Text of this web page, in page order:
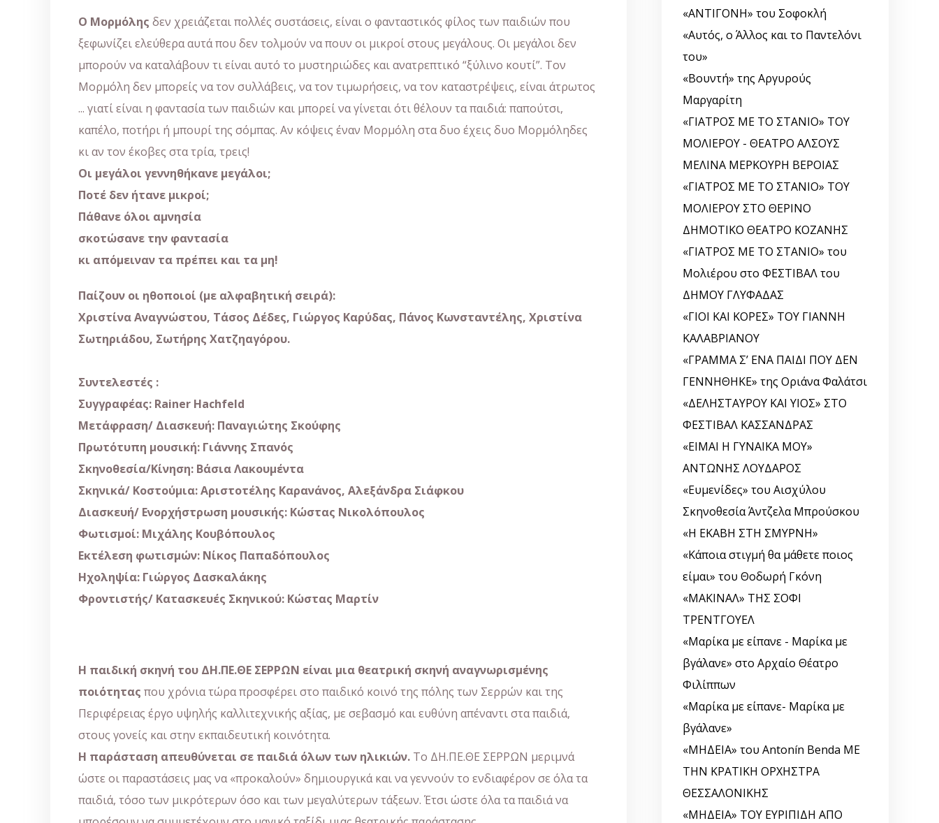
Ο Μορμόλης δεν χρειάζεται πολλές συστάσεις, είναι ο φανταστικός φίλος των παιδιών που
ξεφωνίζει ελεύθερα αυτά που δεν τολμούν να πουν οι μικροί στους μεγάλους. Οι μεγάλοι δεν
μπορούν να καταλάβουν τι είναι αυτό το μυστηριώδες και ανατρεπτικό “ξύλινο κουτί”. Τον
Μορμόλη δεν μπορείς να τον συλλάβεις, να τον τιμωρήσεις, να τον καταστρέψεις, είναι άτρωτος
... γιατί είναι η φαντασία των παιδιών και μπορεί να γίνεται ότι θέλουν τα παιδιά: παπούτσι,
καπέλο, ποτήρι ή μπουρί της σόμπας. Αν κόψεις έναν Μορμόλη στα δυο έχεις δυο Μορμόληδες
κι αν τον έκοβες στα τρία, τρεις!
Οι μεγάλοι γεννηθήκανε μεγάλοι;
Ποτέ δεν ήτανε μικροί;
Πάθανε όλοι αμνησία
σκοτώσανε την φαντασία
κι απόμειναν τα πρέπει και τα μη!
Παίζουν οι ηθοποιοί (με αλφαβητική σειρά):
ΧριστίναΑναγνώστου, Τάσος Δέδες, Γιώργος Καρύδας, Πάνος Κωνσταντέλης, Χριστίνα
Σωτηριάδου, Σωτήρης Χατζηαγόρου.
Συντελεστές :
Συγγραφέας: Rainer Hachfeld
Μετάφραση/ Διασκευή: Παναγιώτης Σκούφης
Πρωτότυπη μουσική: Γιάννης Σπανός
Σκηνοθεσία/Κίνηση: ΒάσιαΛακουμέντα
Σκηνικά/ Κοστούμια:Αριστοτέλης Καρανάνος, Αλεξάνδρα Σιάφκου
Διασκευή/ Ενορχήστρωση μουσικής: Κώστας Νικολόπουλος
Φωτισμοί: Μιχάλης Κουβόπουλος
Εκτέλεση φωτισμών: Νίκος Παπαδόπουλος
Ηχοληψία: Γιώργος Δασκαλάκης
Φροντιστής/ Κατασκευές Σκηνικού: Κώστας Μαρτίν
Η παιδική σκηνή του ΔΗ.ΠΕ.ΘΕ ΣΕΡΡΩΝ είναι μια θεατρική σκηνή αναγνωρισμένης
ποιότητας που χρόνια τώρα προσφέρει στο παιδικό κοινό της πόλης των Σερρών και της
Περιφέρειας έργο υψηλής καλλιτεχνικής αξίας, με σεβασμό και ευθύνη απέναντι στα παιδιά,
στους γονείς και στην εκπαιδευτική κοινότητα.
Η παράσταση απευθύνεται σε παιδιά όλων των ηλικιών. Το ΔΗ.ΠΕ.ΘΕ ΣΕΡΡΩΝ μεριμνά
ώστε οι παραστάσεις μας να «προκαλούν» δημιουργικά και να γεννούν το ενδιαφέρον σε όλα τα
παιδιά, τόσο των μικρότερων όσο και των μεγαλύτερων τάξεων. Έτσι ώστε όλα τα παιδιά να
«ΑΝΤΙΓΟΝΗ» του Σοφοκλή
«Αυτός, o Άλλος και το Παντελόνι
του»
«Βουντή» της Αργυρούς
Μαργαρίτη
«ΓΙΑΤΡΟΣ ΜΕ ΤΟ ΣΤΑΝΙΟ» ΤΟΥ
ΜΟΛΙΕΡΟΥ - ΘΕΑΤΡΟ ΑΛΣΟΥΣ
ΜΕΛΙΝΑ ΜΕΡΚΟΥΡΗ ΒΕΡΟΙΑΣ
«ΓΙΑΤΡΟΣ ΜΕ ΤΟ ΣΤΑΝΙΟ» ΤΟΥ
ΜΟΛΙΕΡΟΥ ΣΤΟ ΘΕΡΙΝΟ
ΔΗΜΟΤΙΚΟ ΘΕΑΤΡΟ ΚΟΖΑΝΗΣ
«ΓΙΑΤΡΟΣ ΜΕ ΤΟ ΣΤΑΝΙΟ» του
Μολιέρου στο ΦΕΣΤΙΒΑΛ του
ΔΗΜΟΥ ΓΛΥΦΑΔΑΣ
«ΓΙΟΙ ΚΑΙ ΚΟΡΕΣ» ΤΟΥ ΓΙΑΝΝΗ
ΚΑΛΑΒΡΙΑΝΟΥ
«ΓΡΑΜΜΑ Σ’ ΕΝΑ ΠΑΙΔΙ ΠΟΥ ΔΕΝ
ΓΕΝΝΗΘΗΚΕ» της Οριάνα Φαλάτσι
«ΔΕΛΗΣΤΑΥΡΟΥ ΚΑΙ ΥΙΟΣ» ΣΤΟ
ΦΕΣΤΙΒΑΛ ΚΑΣΣΑΝΔΡΑΣ
«ΕΙΜΑΙ Η ΓΥΝΑΙΚΑ ΜΟΥ»
ΑΝΤΩΝΗΣ ΛΟΥΔΑΡΟΣ
«Ευμενίδες» του Αισχύλου
Σκηνοθεσία Άντζελα Μπρούσκου
«Η ΕΚΑΒΗ ΣΤΗ ΣΜΥΡΝΗ»
«Κάποια στιγμή θα μάθετε ποιος
είμαι» του Θοδωρή Γκόνη
«ΜΑΚΙΝΑΛ» ΤΗΣ ΣΟΦΙ
ΤΡΕΝΤΓΟΥΕΛ
«Μαρίκα με είπανε - Μαρίκα με
βγάλανε» στο Αρχαίο Θέατρο
Φιλίππων
«Μαρίκα με είπανε- Μαρίκα με
βγάλανε»
«ΜΗΔΕΙΑ» του Antonín Benda ΜΕ
ΤΗΝ ΚΡΑΤΙΚΗ ΟΡΧΗΣΤΡΑ
ΘΕΣΣΑΛΟΝΙΚΗΣ
«ΜΗΔΕΙΑ» ΤΟΥ ΕΥΡΙΠΙΔΗ ΑΠΟ